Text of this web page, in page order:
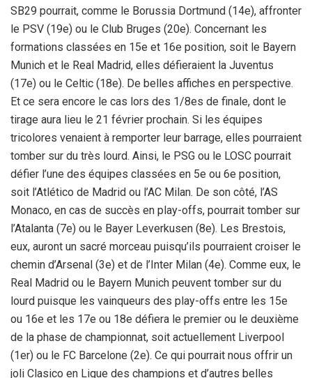
SB29 pourrait, comme le Borussia Dortmund (14e), affronter
le PSV (19e) ou le Club Bruges (20e). Concernant les
formations classées en 15e et 16e position, soit le Bayern
Munich et le Real Madrid, elles défieraient la Juventus
(17e) ou le Celtic (18e). De belles affiches en perspective.
Et ce sera encore le cas lors des 1/8es de finale, dont le
tirage aura lieu le 21 février prochain. Si les équipes
tricolores venaient à remporter leur barrage, elles pourraient
tomber sur du très lourd. Ainsi, le PSG ou le LOSC pourrait
défier l’une des équipes classées en 5e ou 6e position,
soit l’Atlético de Madrid ou l’AC Milan. De son côté, l’AS
Monaco, en cas de succès en play-offs, pourrait tomber sur
l’Atalanta (7e) ou le Bayer Leverkusen (8e). Les Brestois,
eux, auront un sacré morceau puisqu’ils pourraient croiser le
chemin d’Arsenal (3e) et de l’Inter Milan (4e). Comme eux, le
Real Madrid ou le Bayern Munich peuvent tomber sur du
lourd puisque les vainqueurs des play-offs entre les 15e
ou 16e et les 17e ou 18e défiera le premier ou le deuxième
de la phase de championnat, soit actuellement Liverpool
(1er) ou le FC Barcelone (2e). Ce qui pourrait nous offrir un
joli Clasico en Ligue des champions et d’autres belles